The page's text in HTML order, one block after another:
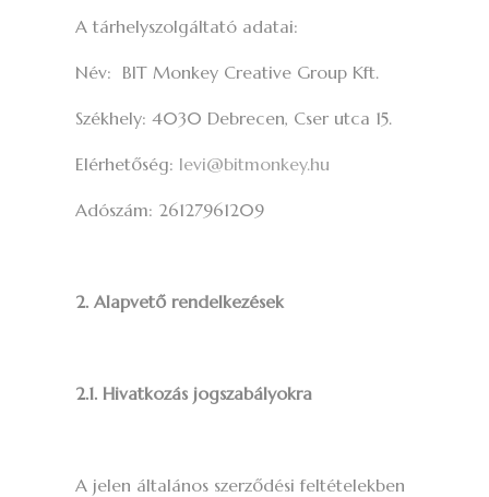
A tárhelyszolgáltató adatai:
Név: BIT Monkey Creative Group Kft.
Székhely: 4030 Debrecen, Cser utca 15.
Elérhetőség: levi@bitmonkey.hu
Adószám: 26127961209
2. Alapvető rendelkezések
2.1. Hivatkozás jogszabályokra
A jelen általános szerződési feltételekben